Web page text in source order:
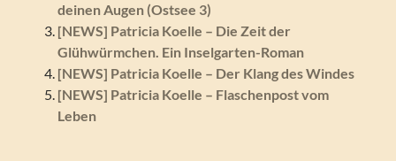
deinen Augen (Ostsee 3)
[NEWS] Patricia Koelle – Die Zeit der
Glühwürmchen. Ein Inselgarten-Roman
[NEWS] Patricia Koelle – Der Klang des Windes
[NEWS] Patricia Koelle – Flaschenpost vom
Leben